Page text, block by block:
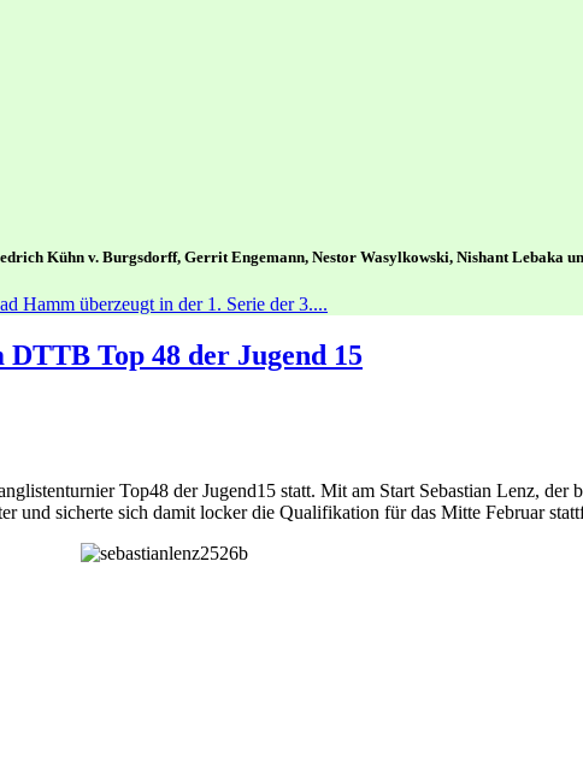
Kühn v. Burgsdorff, Gerrit Engemann, Nestor Wasylkowski, Nishant Lebaka
Hamm überzeugt in der 1. Serie der 3....
Top 48 der Jugend 15
Top48 der Jugend15 statt. Mit am Start Sebastian Lenz,
und sicherte sich damit locker die Qualifikation für das Mitte Februar